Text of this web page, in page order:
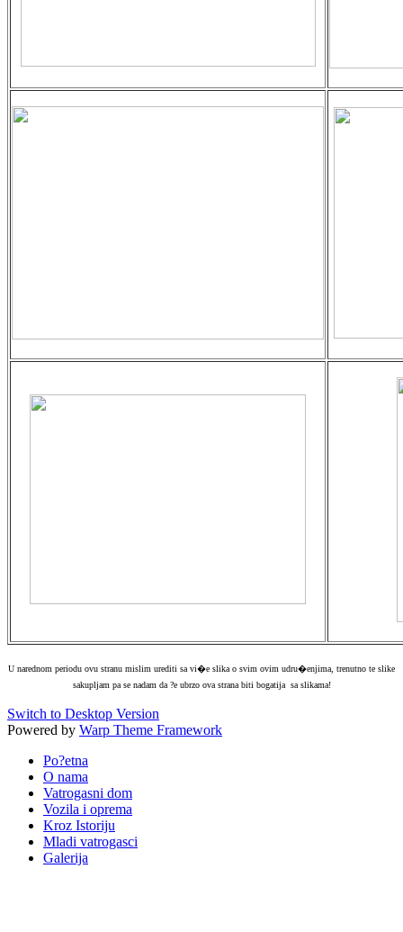
U narednom periodu ovu stranu mislim urediti sa vi�e slika o svim ovim udru�enjima, trenutno te slike
sakupljam pa se nadam da ?e ubrzo ova strana biti bogatija sa slikama!
Switch to Desktop Version
Powered by Warp Theme Framework
Po?etna
O nama
Vatrogasni dom
Vozila i oprema
Kroz Istoriju
Mladi vatrogasci
Galerija